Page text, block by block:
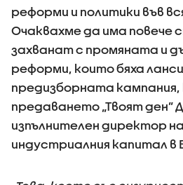
реформи и политики във
Очаквахме да има повече
захванат с промяната и
реформи, които бяха
предизборната
предаването „Твоят ден”
изпълнителен директор
индустриалния капитал в